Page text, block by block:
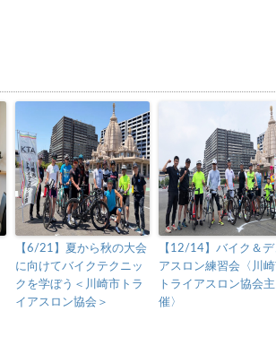
【6/21】夏から秋の大会
に向けてバイクテクニッ
クを学ぼう＜川崎市トラ
イアスロン協会＞
【12/14】バイク＆デ
アスロン練習会〈川
トライアスロン協会主
催〉